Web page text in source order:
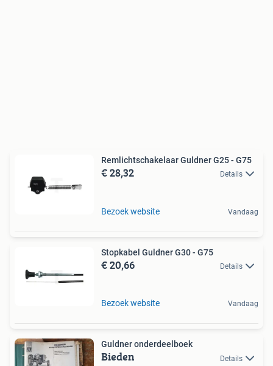
Remlichtschakelaar Guldner G25 - G75
€ 28,32 Details
Bezoek website Vandaag
Stopkabel Guldner G30 - G75
€ 20,66 Details
Bezoek website Vandaag
Guldner onderdeelboek
Bieden Details